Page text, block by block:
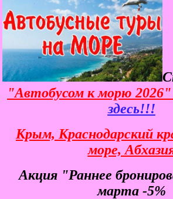
"Автобусом к морю 2026"
здесь!!!
Крым, Краснодарский
море,
Акция "Раннее
марта -5%